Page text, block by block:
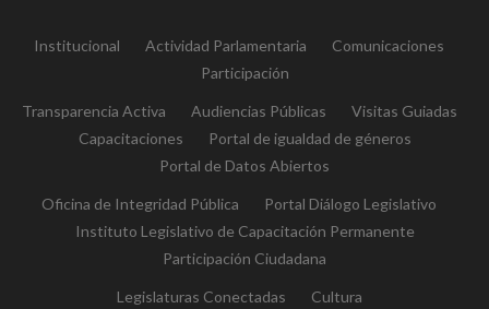
Institucional Actividad Parlamentaria
Comunicaciones
Participación
Transparencia Activa Audiencias Públicas
Visitas Guiadas
Capacitaciones
Portal de igualdad de géneros
Portal de Datos Abiertos
Oficina de Integridad Pública
Portal Diálogo Legislativo
Instituto Legislativo de Capacitación Permanente
Participación Ciudadana
Legislaturas Conectadas Cultura